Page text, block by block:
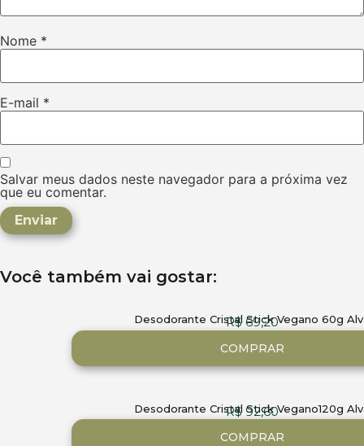
Nome *
E-mail *
Salvar meus dados neste navegador para a próxima vez
que eu comentar.
Você também vai gostar:
Desodorante Cristal Stick Vegano 60g
R$69,20
COMPRAR
Desodorante Cristal Stick Vegano120g
R$92,60
COMPRAR